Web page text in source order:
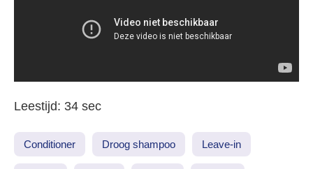
Leestijd: 34 sec
Conditioner Droog shampoo Leave-in